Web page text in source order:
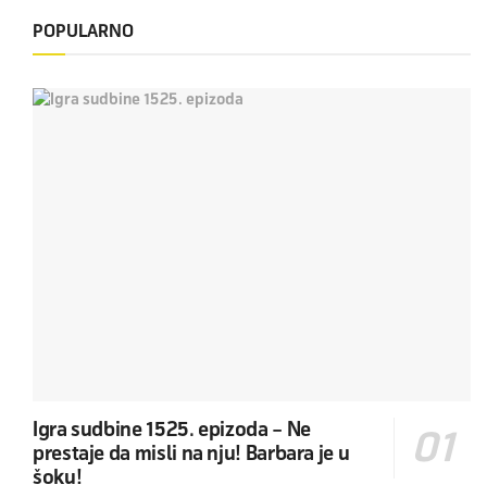
POPULARNO
Igra sudbine 1525. epizoda – Ne
prestaje da misli na nju! Barbara je u
šoku!